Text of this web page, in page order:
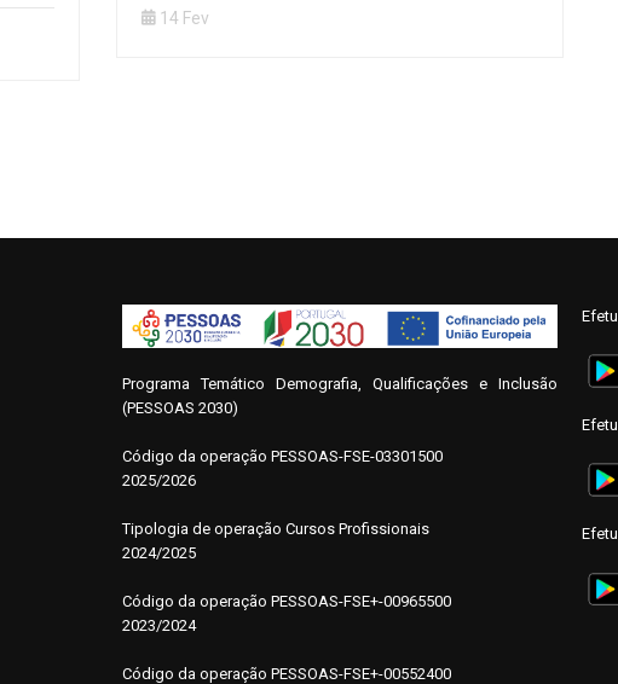
14 Fev
Programa Temático Demografia, Qualificações e Inclusão
(PESSOAS 2030)
Código da operação PESSOAS-FSE-03301500
2025/2026
Tipologia de operação Cursos Profissionais
2024/2025
Código da operação PESSOAS-FSE+-00965500
2023/2024
Código da operação PESSOAS-FSE+-00552400